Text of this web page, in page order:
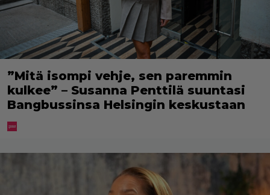
”Mitä isompi vehje, sen paremmin
kulkee” – Susanna Penttilä suuntasi
Bangbussinsa Helsingin keskustaan